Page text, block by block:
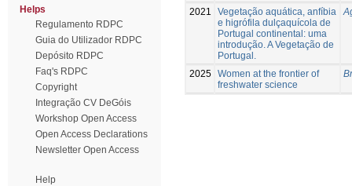
Helps
Regulamento RDPC
Guia do Utilizador RDPC
Depósito RDPC
Faq's RDPC
Copyright
Integração CV DeGóis
Workshop Open Access
Open Access Declarations
Newsletter Open Access
Help
2021
Vegetação aquática, anfíbia
e higrófila dulçaquícola de
Portugal continental: uma
introdução. A Vegetação de
Portugal.
2025 Women at the frontier of
freshwater science